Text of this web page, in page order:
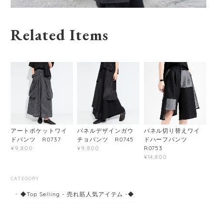
Related Items
アートポケットワイ
ドパンツ R0737
¥9,800
パネルデザインガウ
チョパンツ R0745
¥9,800
パネル切り替えワイ
ドハーフパンツ
R0753
¥14,800
CATEGORY
◆Top Selling - 売れ筋人気アイテム -◆